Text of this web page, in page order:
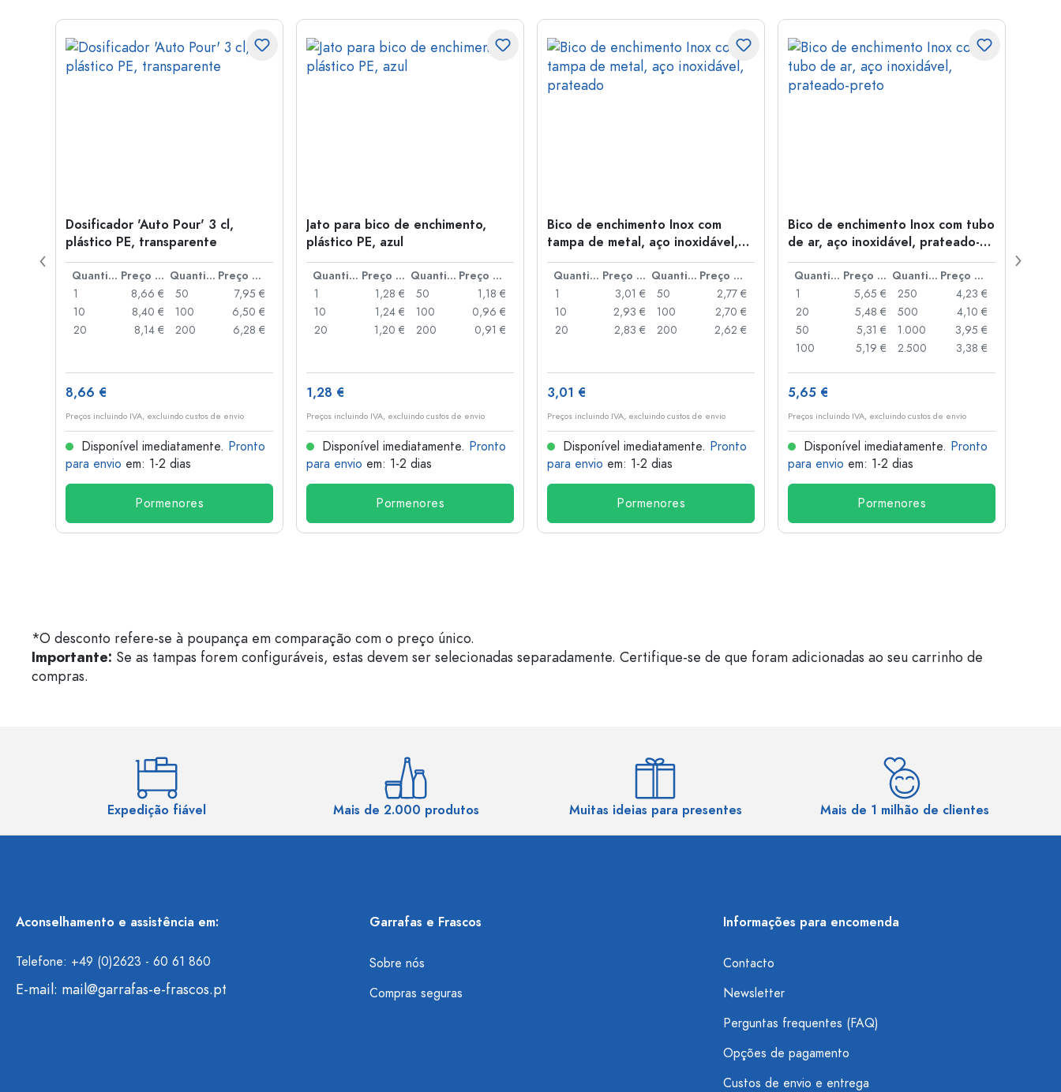
Dosificador 'Auto Pour' 3 cl,
plástico PE, transparente
Quantidade Preço por peça Quantidade
Preço por peça
1
8,66 €
10
8,40 €
20
8,14 €
50
7,95 €
100
6,50 €
200
6,28 €
8,66 €
Preços incluindo IVA, excluindo custos de envio
Disponível imediatamente. Pronto
para envio em: 1-2 dias
Pormenores
Jato para bico de enchimento,
plástico PE, azul
Quantidade Preço por peça Quantidade
Preço por peça
1
1,28 €
10
1,24 €
20
1,20 €
50
1,18 €
100
0,96 €
200
0,91 €
1,28 €
Preços incluindo IVA, excluindo custos de envio
Disponível imediatamente. Pronto
para envio em: 1-2 dias
Pormenores
Bico de enchimento Inox com
tampa de metal, aço inoxidável,
prateado
Quantidade Preço por peça Quantidade
Preço por peça
1
3,01 €
10
2,93 €
20
2,83 €
50
2,77 €
100
2,70 €
200
2,62 €
3,01 €
Preços incluindo IVA, excluindo custos de envio
Disponível imediatamente. Pronto
para envio em: 1-2 dias
Pormenores
Bico de enchimento Inox com tubo
de ar, aço inoxidável, prateado-
preto
Quantidade Preço por peça Quantidade
Preço por peça
1
5,65 €
20
5,48 €
50
5,31 €
100
5,19 €
250
4,23 €
500
4,10 €
1.000
3,95 €
2.500
3,38 €
5,65 €
Preços incluindo IVA, excluindo custos de envio
Disponível imediatamente. Pronto
para envio em: 1-2 dias
Pormenores
*O desconto refere-se à poupança em comparação com o preço único.
Importante: Se as tampas forem configuráveis, estas devem ser selecionadas separadamente. Certifique-se de que foram adicionadas ao seu carrinho de
compras.
Expedição fiável Mais de 2.000 produtos Muitas ideias para presentes Mais de 1 milhão de clientes
Aconselhamento e assistência em:
Telefone: +49 (0)2623 - 60 61 860
E-mail: mail@garrafas-e-frascos.pt
Garrafas e Frascos
Sobre nós
Compras seguras
Informações para encomenda
Contacto
Newsletter
Perguntas frequentes (FAQ)
Opções de pagamento
Custos de envio e entrega